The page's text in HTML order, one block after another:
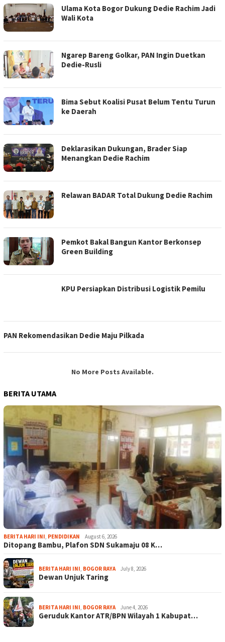
Ulama Kota Bogor Dukung Dedie Rachim Jadi
Wali Kota
Ngarep Bareng Golkar, PAN Ingin Duetkan
Dedie-Rusli
Bima Sebut Koalisi Pusat Belum Tentu Turun
ke Daerah
Deklarasikan Dukungan, Brader Siap
Menangkan Dedie Rachim
Relawan BADAR Total Dukung Dedie Rachim
Pemkot Bakal Bangun Kantor Berkonsep
Green Building
KPU Persiapkan Distribusi Logistik Pemilu
PAN Rekomendasikan Dedie Maju Pilkada
No More Posts Available.
BERITA UTAMA
BERITA HARI INI, PENDIDIKAN August 6, 2026
Ditopang Bambu, Plafon SDN Sukamaju 08 K…
BERITA HARI INI, BOGOR RAYA July 8, 2026
Dewan Unjuk Taring
BERITA HARI INI, BOGOR RAYA June 4, 2026
Geruduk Kantor ATR/BPN Wilayah 1 Kabupat…